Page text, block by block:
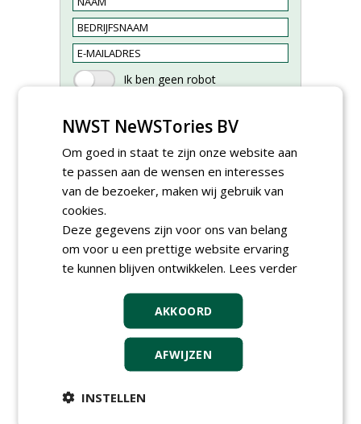
Boomtotaalzorg32-40 uur
Boominspecteur bij
Projectleider (HBO - 40 uur)
bij Weijtmans
22-07-2026, Udenhout
Nederland; regio Noord &
NWST NeWSTories BV
Om goed in staat te zijn onze website aan
te passen aan de wensen en interesses
van de bezoeker, maken wij gebruik van
cookies.
Deze gegevens zijn voor ons van belang
om voor u een prettige website ervaring
te kunnen blijven ontwikkelen. Lees verder
AKKOORD
AFWIJZEN
INSTELLEN